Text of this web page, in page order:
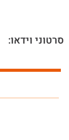
סרטוני וידאו: